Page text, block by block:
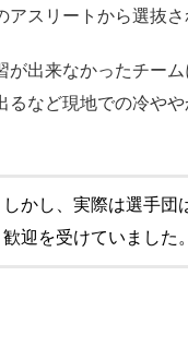
アスリートから選抜さ
が出来なかったチー
るなど現地での冷や
しかし、実際は選手団
歓迎を受けていました。